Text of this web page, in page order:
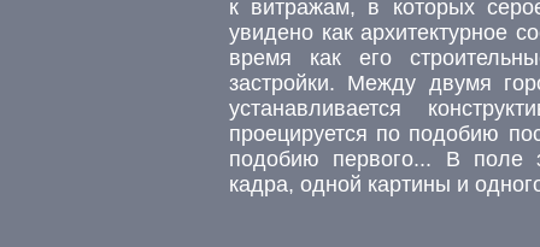
к витражам, в которых
увидено как архитектурное
время как его
застройки. Между двумя
устанавливается
проецируется по подобию
подобию первого... В поле
кадра, одной картины и